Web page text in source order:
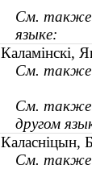
См. также
языке:
Каламінскі,
См.
См. также
другом
Каласніцын,
См.